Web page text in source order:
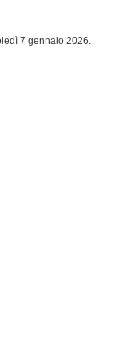
7 gennaio 2026.